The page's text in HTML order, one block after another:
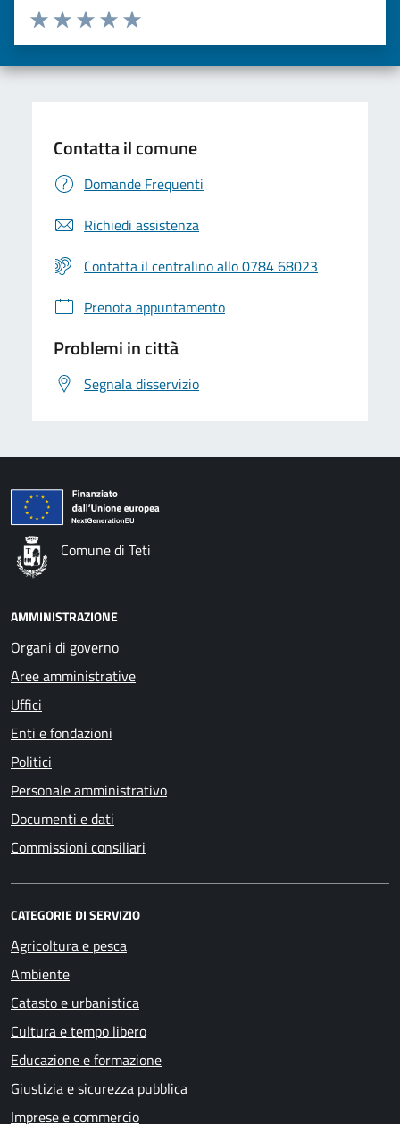
Valuta da 1 a 5 stelle la pagina
Valuta 5 stelle su 5
Valuta 4 stelle su 5
Valuta 3 stelle su 5
Valuta 2 stelle su 5
Valuta una stella su 5
Contatta il comune
Domande Frequenti
Richiedi assistenza
Contatta il centralino allo 0784 68023
Prenota appuntamento
Problemi in città
Segnala disservizio
Comune di Teti
AMMINISTRAZIONE
Organi di governo
Aree amministrative
Uffici
Enti e fondazioni
Politici
Personale amministrativo
Documenti e dati
Commissioni consiliari
CATEGORIE DI SERVIZIO
Agricoltura e pesca
Ambiente
Catasto e urbanistica
Cultura e tempo libero
Educazione e formazione
Giustizia e sicurezza pubblica
Imprese e commercio